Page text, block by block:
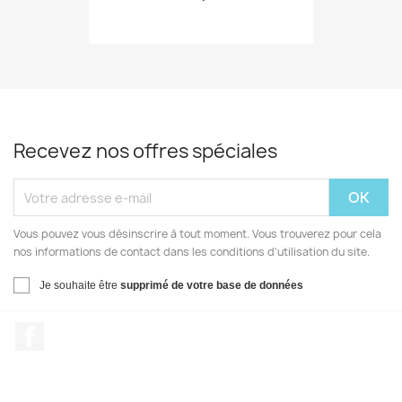
Recevez nos offres spéciales
Vous pouvez vous désinscrire à tout moment. Vous trouverez pour cela
nos informations de contact dans les conditions d'utilisation du site.
Je souhaite être supprimé de votre base de données